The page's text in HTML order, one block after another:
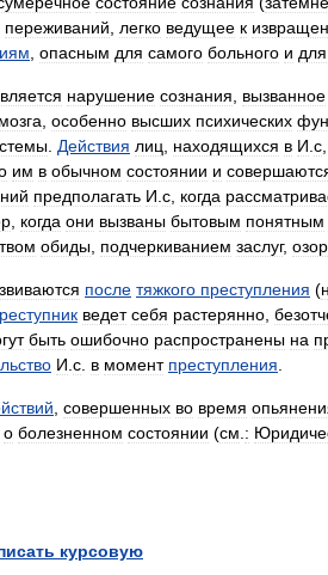
переживаний легко ведущее к
опасным для самого больного и для
нарушение сознания вызванное
мозга особенно высших психических
Действия лиц находящихся в И с
им в обычном состоянии и
предполагать И с когда
когда они вызваны бытовым понятным
обиды подчеркиванием заслуг,
после тяжкого преступления (
ведет себя растерянно
быть ошибочно распространены на
И с в момент преступления
совершенных во время
о болезненном состоянии (см :
курсовую